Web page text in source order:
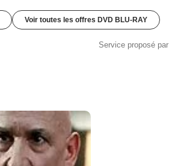
Voir toutes les offres DVD BLU-RAY
Service proposé par